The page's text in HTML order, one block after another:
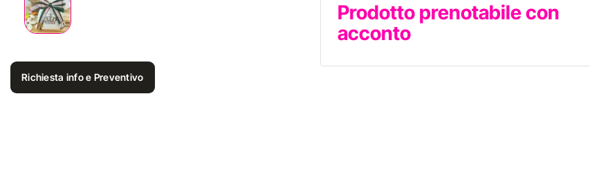
Richiesta info e Preventivo
Prodotto prenotabile con
acconto